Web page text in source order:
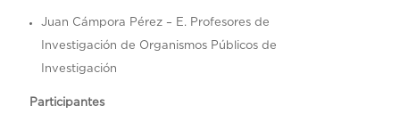
Juan Cámpora Pérez – E. Profesores de
Investigación de Organismos Públicos de
Investigación
Participantes